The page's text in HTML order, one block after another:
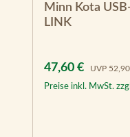
Minn Kota
LINK
Verkaufspreis:
47,60 € UVP
Preise inkl. MwSt.